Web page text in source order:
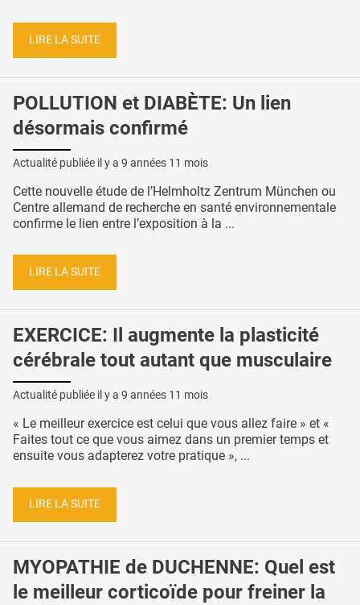
LIRE LA SUITE
POLLUTION et DIABÈTE: Un lien
désormais confirmé
Actualité publiée il y a 9 années 11 mois
Cette nouvelle étude de l’Helmholtz Zentrum München ou
Centre allemand de recherche en santé environnementale
confirme le lien entre l’exposition à la ...
LIRE LA SUITE
EXERCICE: Il augmente la plasticité
cérébrale tout autant que musculaire
Actualité publiée il y a 9 années 11 mois
« Le meilleur exercice est celui que vous allez faire » et «
Faites tout ce que vous aimez dans un premier temps et
ensuite vous adapterez votre pratique », ...
LIRE LA SUITE
MYOPATHIE de DUCHENNE: Quel est
le meilleur corticoïde pour freiner la